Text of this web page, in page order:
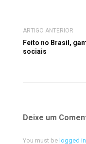
ARTIGO ANTERIOR
Feito no Brasil,
sociais
Deixe um
You must be logged in